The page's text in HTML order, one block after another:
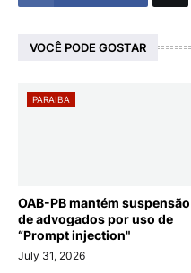
VOCÊ PODE GOSTAR
PARAIBA
OAB-PB mantém suspensão
de advogados por uso de
“Prompt injection"
July 31, 2026